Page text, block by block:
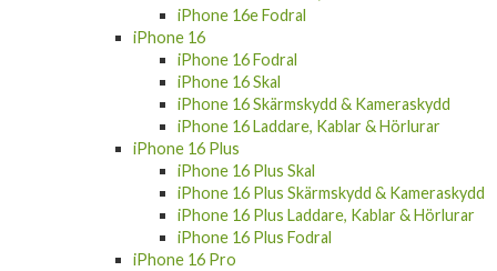
iPhone 16e Fodral
iPhone 16
iPhone 16 Fodral
iPhone 16 Skal
iPhone 16 Skärmskydd & Kameraskydd
iPhone 16 Laddare, Kablar & Hörlurar
iPhone 16 Plus
iPhone 16 Plus Skal
iPhone 16 Plus Skärmskydd & Kameraskydd
iPhone 16 Plus Laddare, Kablar & Hörlurar
iPhone 16 Plus Fodral
iPhone 16 Pro